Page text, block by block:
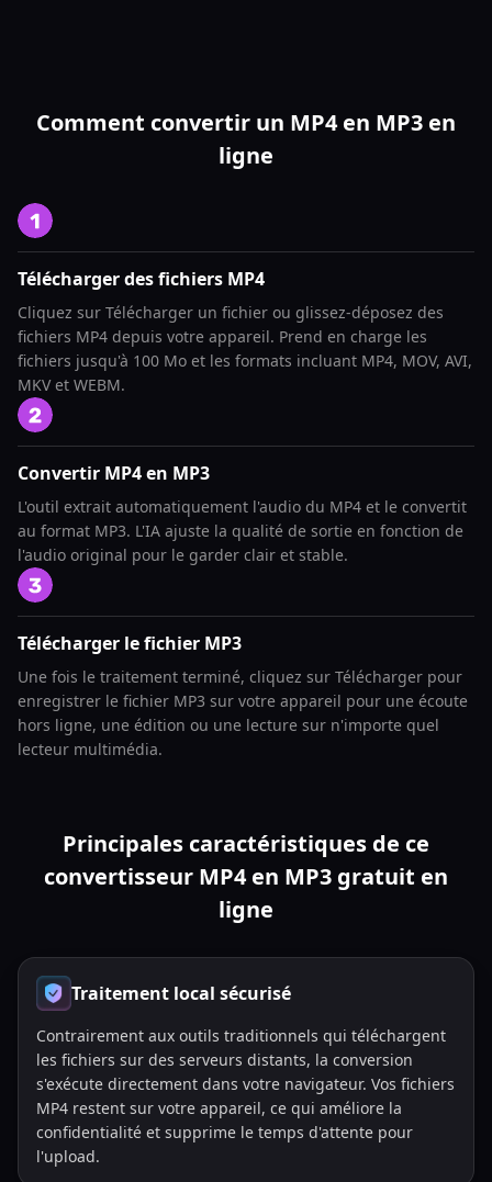
Comment convertir un MP4 en MP3 en
ligne
Télécharger des fichiers MP4
Cliquez sur Télécharger un fichier ou glissez-déposez des
fichiers MP4 depuis votre appareil. Prend en charge les
fichiers jusqu'à 100 Mo et les formats incluant MP4, MOV, AVI,
MKV et WEBM.
Convertir MP4 en MP3
L'outil extrait automatiquement l'audio du MP4 et le convertit
au format MP3. L'IA ajuste la qualité de sortie en fonction de
l'audio original pour le garder clair et stable.
Télécharger le fichier MP3
Une fois le traitement terminé, cliquez sur Télécharger pour
enregistrer le fichier MP3 sur votre appareil pour une écoute
hors ligne, une édition ou une lecture sur n'importe quel
lecteur multimédia.
Principales caractéristiques de ce
convertisseur MP4 en MP3 gratuit en
ligne
Traitement local sécurisé
Contrairement aux outils traditionnels qui téléchargent
les fichiers sur des serveurs distants, la conversion
s'exécute directement dans votre navigateur. Vos fichiers
MP4 restent sur votre appareil, ce qui améliore la
confidentialité et supprime le temps d'attente pour
l'upload.